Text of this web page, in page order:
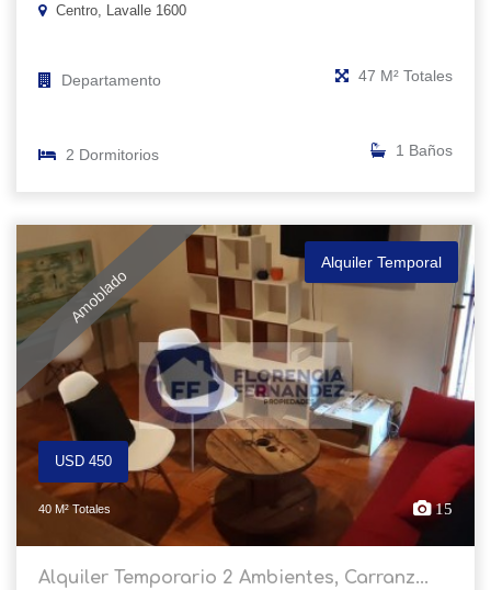
Centro, Lavalle 1600
Departamento 47 M² Totales
2 Dormitorios 1 Baños
Amoblado
Alquiler Temporal
USD 450
40 M² Totales 15
Alquiler Temporario 2 Ambientes, Carranz...